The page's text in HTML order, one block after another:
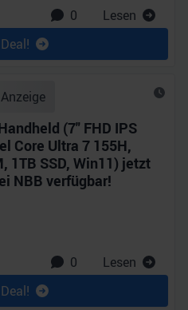
0
Lesen
Anzeige
(7" FHD IPS
Core Ultra 7 155H,
1TB SSD, Win11) jetzt
NBB verfügbar!
0
Lesen